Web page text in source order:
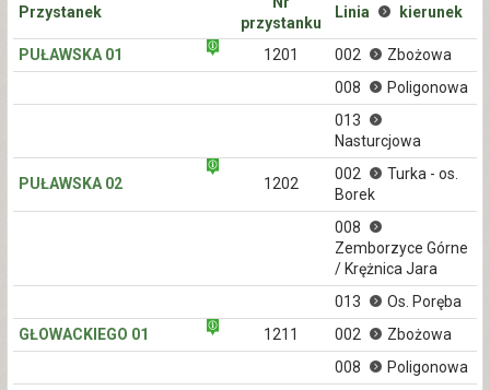
Przystanek
przystanku
Linia kierunek
PUŁAWSKA 01 1201 002
Zbożowa
008
Poligonowa
013
Nasturcjowa
PUŁAWSKA 02 1202
002
Turka - os.
Borek
008
Zemborzyce Górne
/ Krężnica Jara
013
Os. Poręba
GŁOWACKIEGO 01
1211 002
Zbożowa
008
Poligonowa